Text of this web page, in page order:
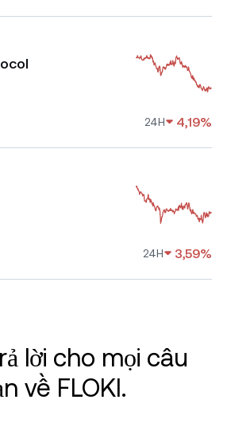
24H 4,19%
24H 3,59%
lời cho mọi câu
về FLOKI.